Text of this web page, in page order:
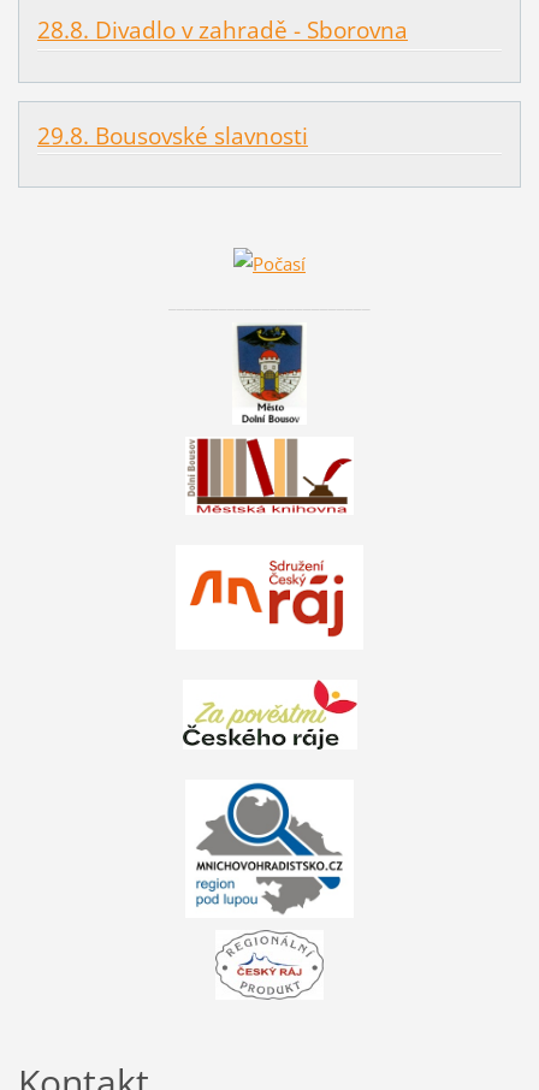
28.8. Divadlo v zahradě - Sborovna
29.8. Bousovské slavnosti